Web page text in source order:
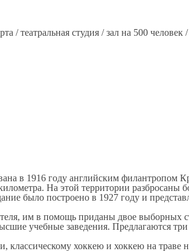
/ театральная студия / зал на 500
в 1916 году английским филантропом
На этой территории разбросаны
было построено в 1927 году и
им в помощь приданы двое выборных
учебные заведения. Предлагаются
хоккею и хоккею на траве